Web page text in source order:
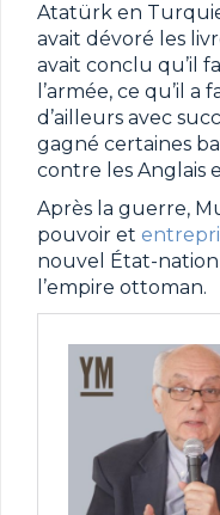
Atatürk en
avait dévoré les
avait conclu qu’il
l’armée, ce qu’il
d’ailleurs avec
gagné certaines
contre les Anglais
Après la guerre,
pouvoir et
nouvel État-
l’empire ottoman.